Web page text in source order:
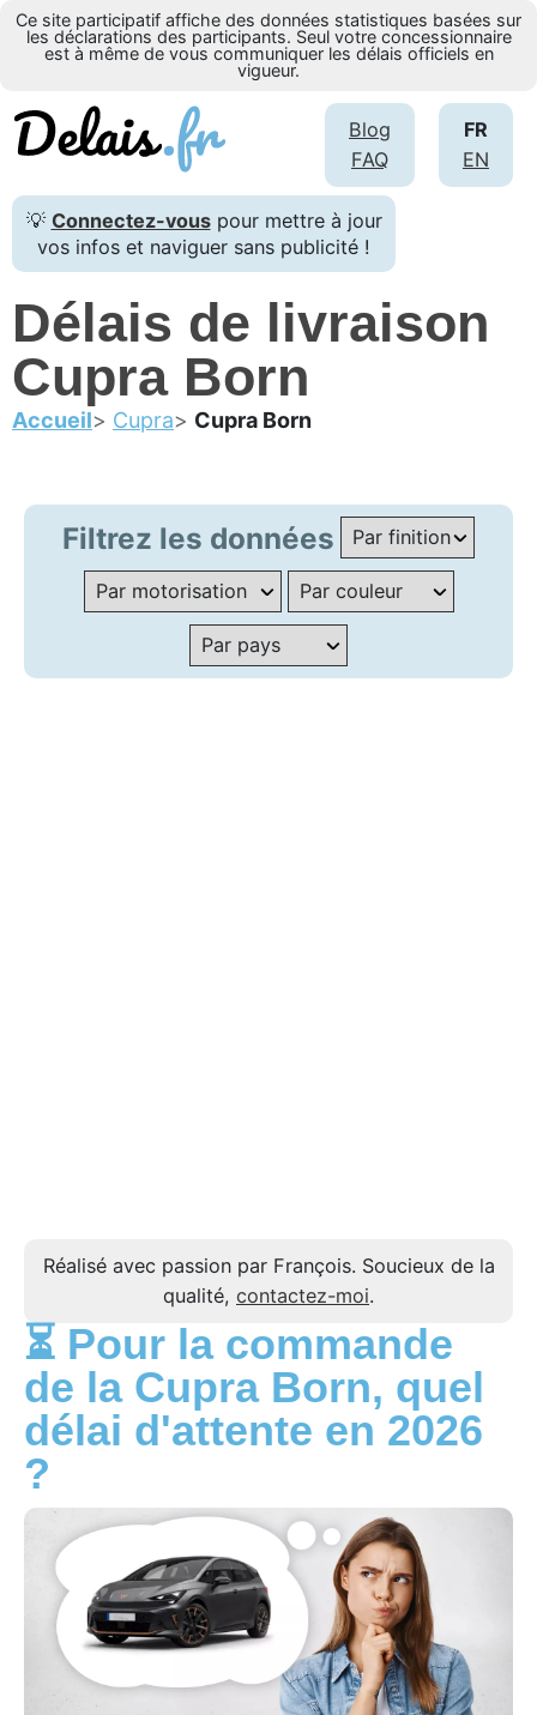
Ce site participatif affiche des données statistiques basées sur
les déclarations des participants. Seul votre concessionnaire
est à même de vous communiquer les délais officiels en
vigueur.
FR
EN
Blog
FAQ
💡 Connectez-vouspour mettre à jour
vos infos et naviguer sans publicité !
Délais de livraison
Cupra Born
Accueil Cupra Cupra Born
Filtrez les données
Réalisé avec passion par François. Soucieux de la
qualité, contactez-moi.
⏳ Pour la commande
de la Cupra Born, quel
délai d'attente en 2026
?